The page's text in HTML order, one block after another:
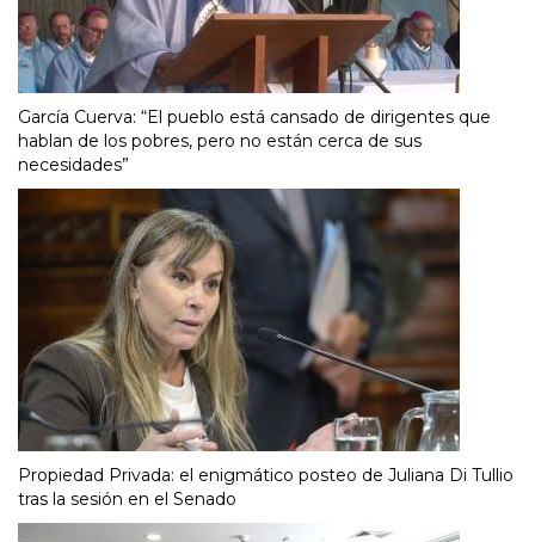
García Cuerva: “El pueblo está cansado de dirigentes que
hablan de los pobres, pero no están cerca de sus
necesidades”
Propiedad Privada: el enigmático posteo de Juliana Di Tullio
tras la sesión en el Senado